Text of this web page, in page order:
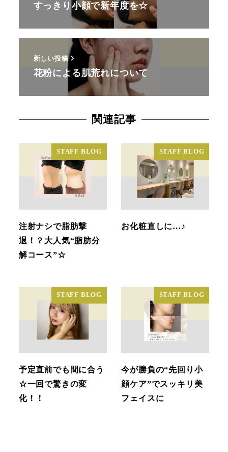
すっきり小顔で新年度を☆
新しい投稿
花粉による肌荒れについて
関連記事
STAFF BLOG
注射ナシで脂肪撃
退！？大人気“脂肪分
解コース”☆
STAFF BLOG
お化粧直しに…♪
STAFF BLOG
予定直前でも間に合う
☆一回で驚きの変
化！！
STAFF BLOG
今が勝負の“先回り小
顔ケア”でスッキリ美
フェイスに